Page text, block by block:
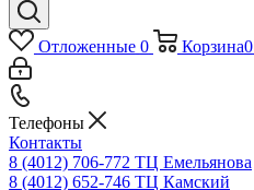
Отложенные 0 Корзина0
Телефоны
Контакты
8 (4012) 706-772 ТЦ Емельянова
8 (4012) 652-746 ТЦ Камский